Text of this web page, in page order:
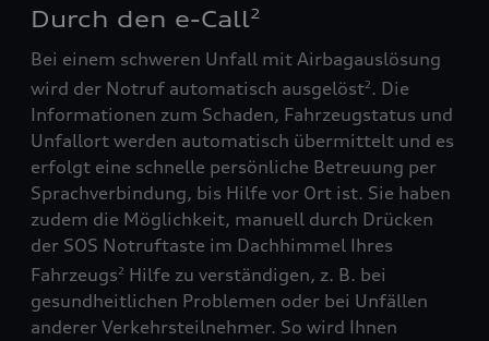
Durch den e-Call2
Bei einem schweren Unfall mit Airbagauslösung
wird der Notruf automatisch ausgelöst2 . Die
Informationen zum Schaden, Fahrzeugstatus und
Unfallort werden automatisch übermittelt und es
erfolgt eine schnelle persönliche Betreuung per
Sprachverbindung, bis Hilfe vor Ort ist. Sie haben
zudem die Möglichkeit, manuell durch Drücken
der SOS Notruftaste im Dachhimmel Ihres
Fahrzeugs2 Hilfe zu verständigen, z. B. bei
gesundheitlichen Problemen oder bei Unfällen
anderer Verkehrsteilnehmer. So wird Ihnen